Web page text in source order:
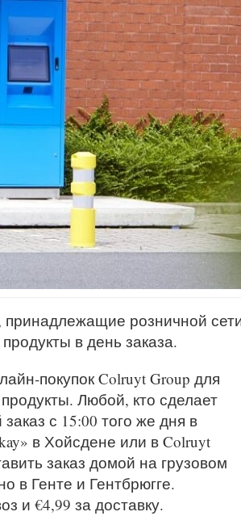
принадлежащие розничной
в день заказа.
покупок Colruyt Group для
Любой, кто сделает
с 15:00 того же дня в
в Хойсдене или в Colruyt
заказ домой на грузовом
в Генте и Гентбрюгге.
и €4,99 за доставку.